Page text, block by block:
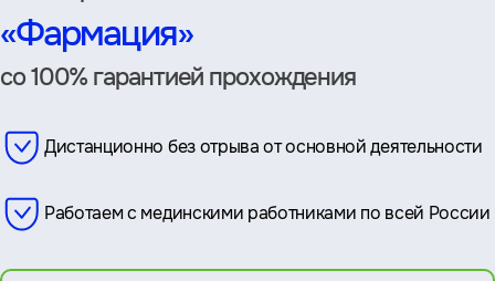
«Фармация»
со 100% гарантией прохождения
Дистанционно без отрыва от основной деятельности
Работаем с мединскими работниками по всей России